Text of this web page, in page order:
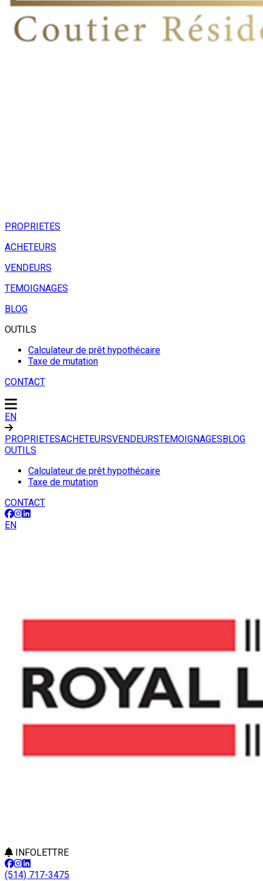
PROPRIETES
ACHETEURS
VENDEURS
TEMOIGNAGES
BLOG
OUTILS
Calculateur de prêt hypothécaire
Taxe de mutation
CONTACT
EN
PROPRIETESACHETEURSVENDEURSTEMOIGNAGESBLOG
OUTILS
Calculateur de prêt hypothécaire
Taxe de mutation
CONTACT
EN
INFOLETTRE
(514) 717-3475